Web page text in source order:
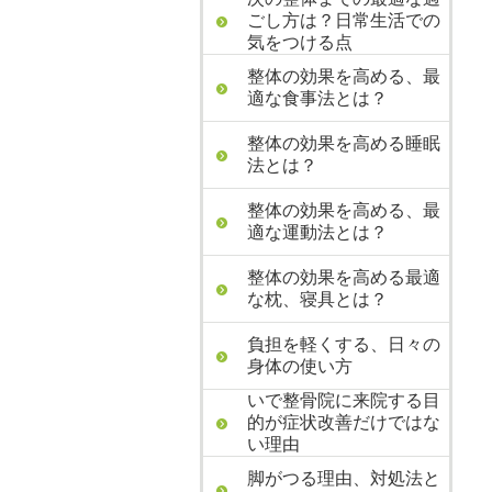
ごし方は？日常生活での
気をつける点
整体の効果を高める、最
適な食事法とは？
整体の効果を高める睡眠
法とは？
整体の効果を高める、最
適な運動法とは？
整体の効果を高める最適
な枕、寝具とは？
負担を軽くする、日々の
身体の使い方
いで整骨院に来院する目
的が症状改善だけではな
い理由
脚がつる理由、対処法と